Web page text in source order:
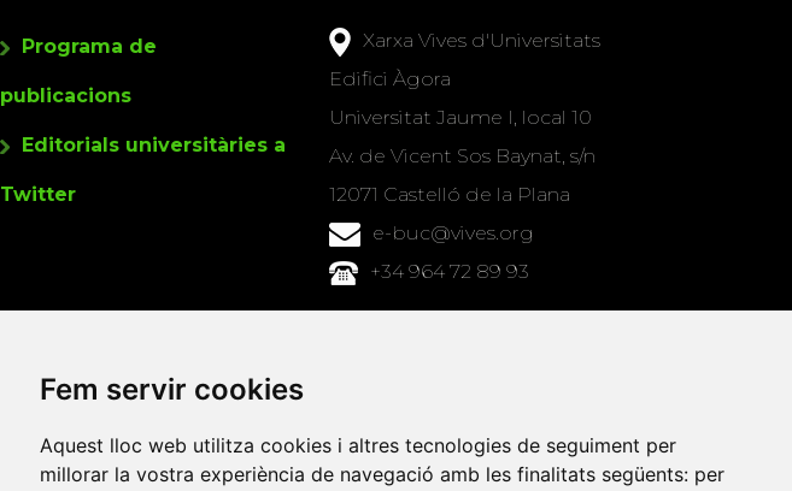
Fem servir cookies
Aquest lloc web utilitza cookies i altres tecnologies de seguiment per
millorar la vostra experiència de navegació amb les finalitats següents: per
Programa de
publicacions
Editorials universitàries a
Twitter
Xarxa Vives d'Universitats
Edifici Àgora
Universitat Jaume I, local 10
Av. de Vicent Sos Baynat, s/n
12071 Castelló de la Plana
e-buc@vives.org
+34 964 72 89 93